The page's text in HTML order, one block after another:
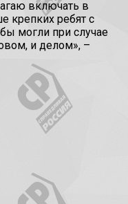
включать в
крепких ребят с
могли при случае
и делом», –